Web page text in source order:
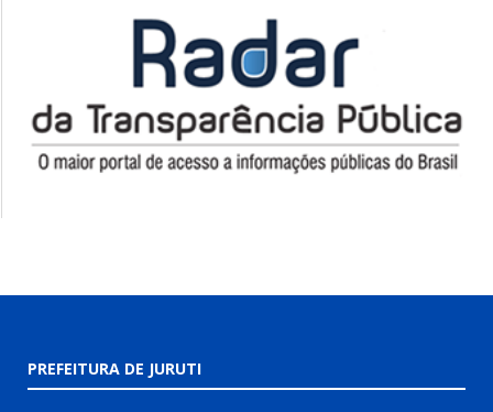
PREFEITURA DE JURUTI